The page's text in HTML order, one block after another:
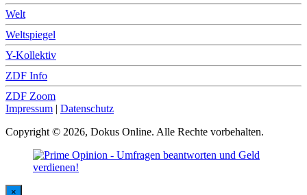
Welt
Weltspiegel
Y-Kollektiv
ZDF Info
ZDF Zoom
Impressum | Datenschutz
Copyright © 2026, Dokus Online. Alle Rechte vorbehalten.
×